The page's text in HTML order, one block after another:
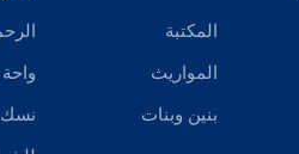
المكتبة
المواريث
بنين وبنات نسك